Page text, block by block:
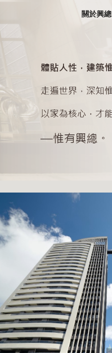
Skip to navigation關於興總